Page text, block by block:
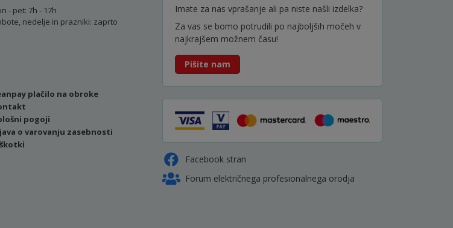
Imate za nas vprašanje ali pa niste našli izdelka?
Za vas se bomo potrudili po najboljših močeh v
najkrajšem možnem času!
Pišite nam
Facebook stran
Forum električnega profesionalnega orodja
- pet: 7h - 17h
nedelje in prazniki: zaprto
plačilo na obroke
pogoji
o varovanju zasebnosti